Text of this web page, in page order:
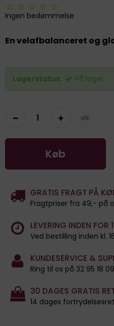
Ingen bedømmelse
En velafbalanceret og
Lagerstatus: På lager
stk.
Køb
GRATIS FRAGT PÅ
Fragtpriser fra 49,- på
LEVERING INDEN FOR
Ved bestilling inden kl.
KUNDESERVICE &
Ring til os på 32 95 18 09
30 DAGES GRATIS
14 dages fortrydelsesret